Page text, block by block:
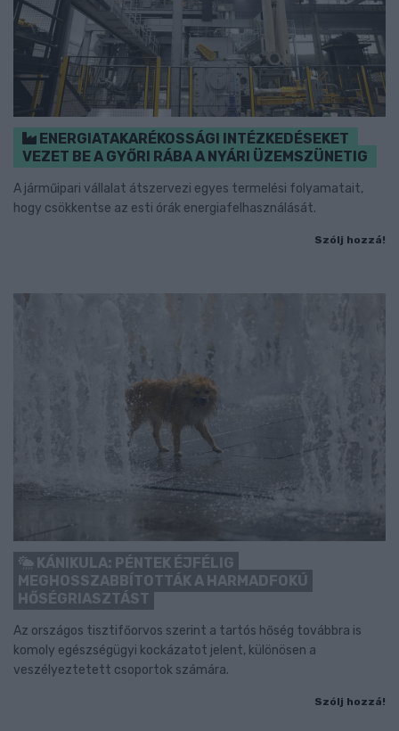
ENERGIATAKARÉKOSSÁGI INTÉZKEDÉSEKET
VEZET BE A GYŐRI RÁBA A NYÁRI ÜZEMSZÜNETIG
A járműipari vállalat átszervezi egyes termelési folyamatait,
hogy csökkentse az esti órák energiafelhasználását.
Szólj hozzá!
KÁNIKULA: PÉNTEK ÉJFÉLIG
MEGHOSSZABBÍTOTTÁK A HARMADFOKÚ
HŐSÉGRIASZTÁST
Az országos tisztifőorvos szerint a tartós hőség továbbra is
komoly egészségügyi kockázatot jelent, különösen a
veszélyeztetett csoportok számára.
Szólj hozzá!